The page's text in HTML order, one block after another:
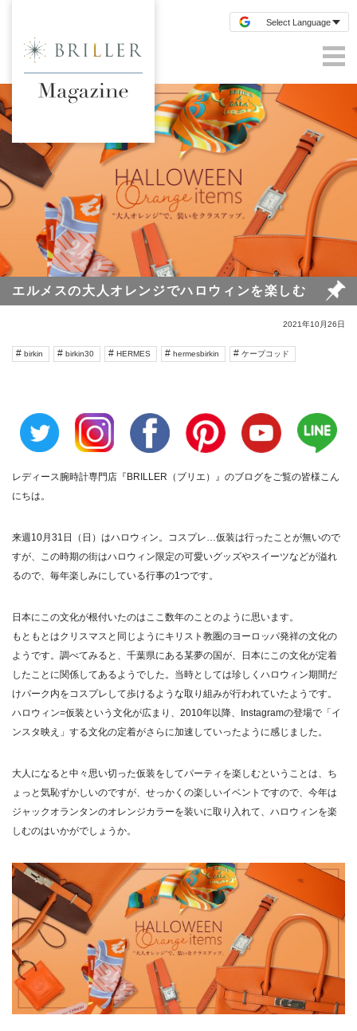
エルメスの大人オレンジでハロウィンを楽しむ
2021年10月26日
birkin birkin30 HERMES hermesbirkin ケープコッド
レディース腕時計専門店『BRILLER（ブリエ）』のブログをご覧の皆様こん
にちは。
来週10月31日（日）はハロウィン。コスプレ…仮装は行ったことが無いので
すが、この時期の街はハロウィン限定の可愛いグッズやスイーツなどが溢れ
るので、毎年楽しみにしている行事の1つです。
日本にこの文化が根付いたのはここ数年のことのように思います。
もともとはクリスマスと同じようにキリスト教圏のヨーロッパ発祥の文化の
ようです。調べてみると、千葉県にある某夢の国が、日本にこの文化が定着
したことに関係してあるようでした。当時としては珍しくハロウィン期間だ
けパーク内をコスプレして歩けるような取り組みが行われていたようです。
ハロウィン=仮装という文化が広まり、2010年以降、Instagramの登場で「イ
ンスタ映え」する文化の定着がさらに加速していったように感じました。
大人になると中々思い切った仮装をしてパーティを楽しむということは、ち
ょっと気恥ずかしいのですが、せっかくの楽しいイベントですので、今年は
ジャックオランタンのオレンジカラーを装いに取り入れて、ハロウィンを楽
しむのはいかがでしょうか。